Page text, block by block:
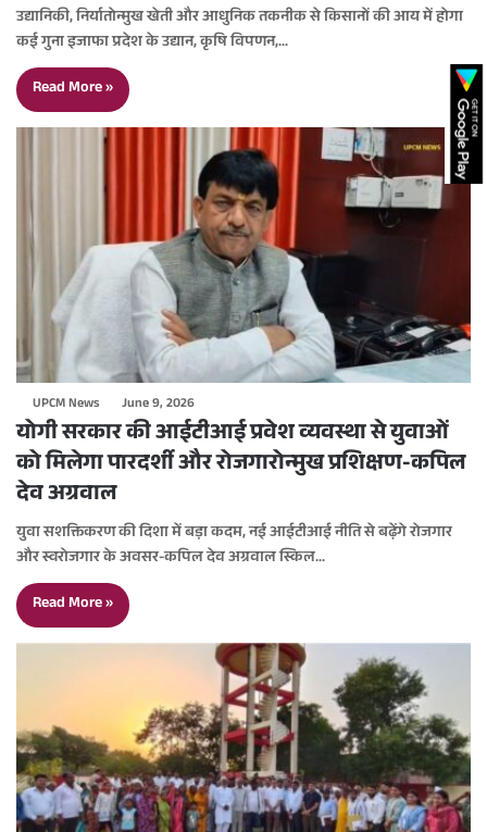
उद्यानिकी, निर्यातोन्मुख खेती और आधुनिक तकनीक से किसानों की आय में होगा
कई गुना इजाफा प्रदेश के उद्यान, कृषि विपणन,…
Read More »
UPCM News June 9, 2026
योगी सरकार की आईटीआई प्रवेश व्यवस्था से युवाओं
को मिलेगा पारदर्शी और रोजगारोन्मुख प्रशिक्षण-कपिल
देव अग्रवाल
युवा सशक्तिकरण की दिशा में बड़ा कदम, नई आईटीआई नीति से बढ़ेंगे रोजगार
और स्वरोजगार के अवसर-कपिल देव अग्रवाल स्किल…
Read More »